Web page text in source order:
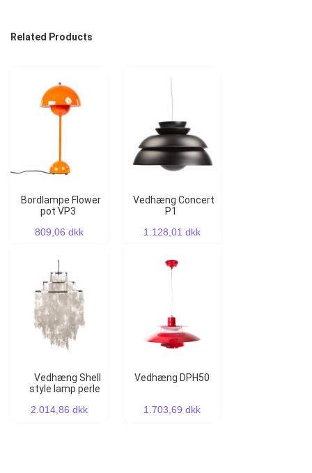
Related Products
Bordlampe Flower
pot VP3
809,06 dkk
Vedhæng Concert
P1
1.128,01 dkk
Vedhæng Shell
style lamp perle
2.014,86 dkk
Vedhæng DPH50
1.703,69 dkk